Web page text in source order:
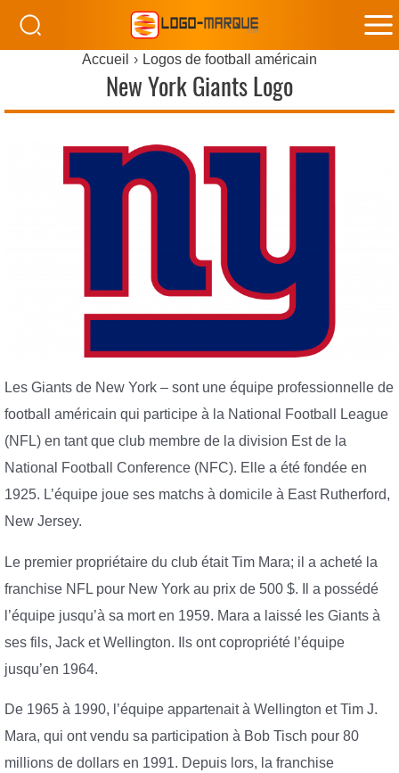
Accueil Logos de football américain
New York Giants Logo
Les Giants de New York – sont une équipe professionnelle de
football américain qui participe à la National Football League
(NFL) en tant que club membre de la division Est de la
National Football Conference (NFC). Elle a été fondée en
1925. L’équipe joue ses matchs à domicile à East Rutherford,
New Jersey.
Le premier propriétaire du club était Tim Mara; il a acheté la
franchise NFL pour New York au prix de 500 $. Il a possédé
l’équipe jusqu’à sa mort en 1959. Mara a laissé les Giants à
ses fils, Jack et Wellington. Ils ont copropriété l’équipe
jusqu’en 1964.
De 1965 à 1990, l’équipe appartenait à Wellington et Tim J.
Mara, qui ont vendu sa participation à Bob Tisch pour 80
millions de dollars en 1991. Depuis lors, la franchise